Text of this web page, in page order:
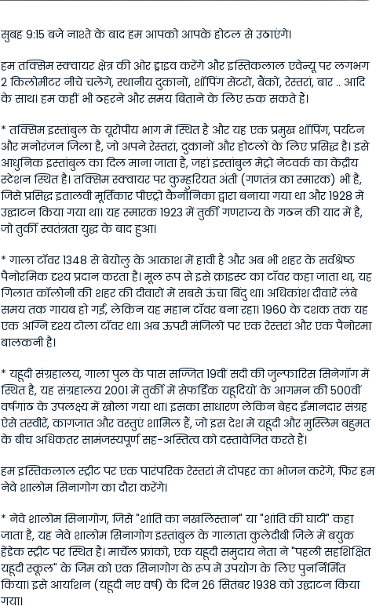
सुबह 9:15 बजे नाश्ते के बाद हम आपको आपके होटल से उठाएंगे।
हम तक्सिम स्क्वायर क्षेत्र की ओर ड्राइव करेंगे और इस्तिकलाल एवेन्यू पर लगभग
2 किलोमीटर नीचे चलेंगे, स्थानीय दुकानों, शॉपिंग सेंटरों, बैंकों, रेस्तरां, बार .. आदि
के साथ। हम कहीं भी ठहरने और समय बिताने के लिए रुक सकते हैं।
* तक्सिम इस्तांबुल के यूरोपीय भाग में स्थित है और यह एक प्रमुख शॉपिंग, पर्यटन
और मनोरंजन जिला है, जो अपने रेस्तरां, दुकानों और होटलों के लिए प्रसिद्ध है। इसे
आधुनिक इस्तांबुल का दिल माना जाता है, जहां इस्तांबुल मेट्रो नेटवर्क का केंद्रीय
स्टेशन स्थित है। तक्सिम स्क्वायर पर कुम्हुरियत अंती (गणतंत्र का स्मारक) भी है,
जिसे प्रसिद्ध इतालवी मूर्तिकार पीएट्रो कैनोनिका द्वारा बनाया गया था और 1928 में
उद्घाटन किया गया था। यह स्मारक 1923 में तुर्की गणराज्य के गठन की याद में है,
जो तुर्की स्वतंत्रता युद्ध के बाद हुआ।
* गाला टॉवर 1348 से बेयोलु के आकाश में हावी है और अब भी शहर के सर्वश्रेष्ठ
पैनोरमिक दृश्य प्रदान करता है। मूल रूप से इसे क्राइस्ट का टॉवर कहा जाता था, यह
गिलात कॉलोनी की शहर की दीवारों में सबसे ऊंचा बिंदु था। अधिकांश दीवारें लंबे
समय तक गायब हो गईं, लेकिन यह महान टॉवर बना रहा। 1960 के दशक तक यह
एक अग्नि दृश्य टोला टॉवर था। अब ऊपरी मंजिलों पर एक रेस्तरां और एक पैनोरमा
बालकनी है।
* यहूदी संग्रहालय, गाला पुल के पास सज्जित 19वीं सदी की जुल्फारिस सिनेगॉग में
स्थित है, यह संग्रहालय 2001 में तुर्की में सेफर्डिक यहूदियों के आगमन की 500वीं
वर्षगांठ के उपलक्ष्य में खोला गया था। इसका साधारण लेकिन बेहद ईमानदार संग्रह
ऐसे तस्वीरें, कागजात और वस्तुएं शामिल हैं, जो इस देश में यहूदी और मुस्लिम बहुमत
के बीच अधिकतर सामंजस्यपूर्ण सह-अस्तित्व को दस्तावेजित करते हैं।
हम इस्तिकलाल स्ट्रीट पर एक पारंपरिक रेस्तरां में दोपहर का भोजन करेंगे, फिर हम
नेवे शालोम सिनागोग का दौरा करेंगे।
* नेवे शालोम सिनागोग, जिसे "शांति का नखलिस्तान" या "शांति की घाटी" कहा
जाता है, यह नेवे शालोम सिनागोग इस्तांबुल के गालाता कुलेदीबी जिले में बयुक
हेंडेक स्ट्रीट पर स्थित है। मार्चेल फ्रांको, एक यहूदी समुदाय नेता ने "पहली सहशिक्षित
यहूदी स्कूल" के जिम को एक सिनागोग के रूप में उपयोग के लिए पुनर्निर्मित
किया। इसे आर्याशन (यहूदी नए वर्ष) के दिन 26 सितंबर 1938 को उद्घाटन किया
गया।